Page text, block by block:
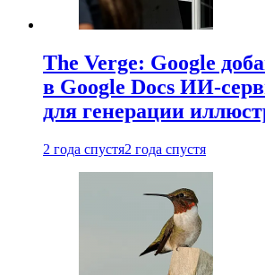
The Verge: Google
в Google Docs ИИ-
для генерации
2 года спустя2 года спустя